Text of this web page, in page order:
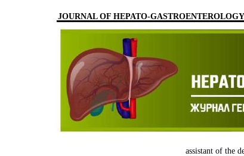
JOURNAL OF HEPATO-
assistant of the